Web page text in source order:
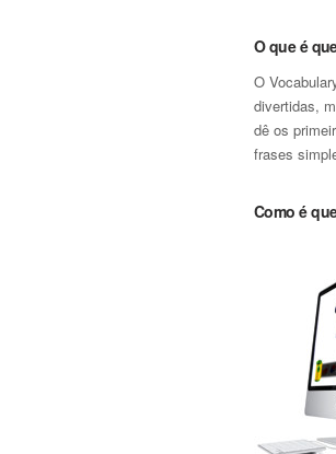
O que é
O
divertidas,
dê os
frases
Como é